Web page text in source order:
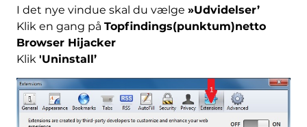
I det nye vindue skal du vælge »Udvidelser’
Klik en gang på Topfindings(punktum)netto
Browser Hijacker
Klik 'Uninstall’